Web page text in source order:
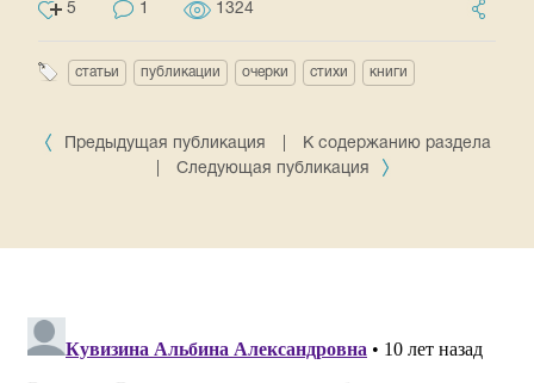
5 1 1324
статьи публикации очерки стихи книги
Предыдущая публикация
К содержанию раздела
Следующая публикация